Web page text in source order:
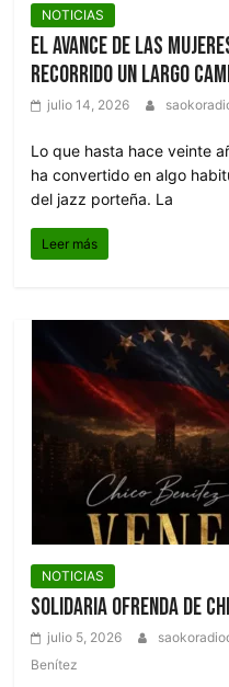
NOTICIAS
El avance de las
recorrido un largo
julio 14, 2026
Lo que hasta hace veinte
ha convertido en algo
del jazz porteña. La
Leer más
NOTICIAS
Solidaria ofrenda de
julio 5, 2026
Benítez